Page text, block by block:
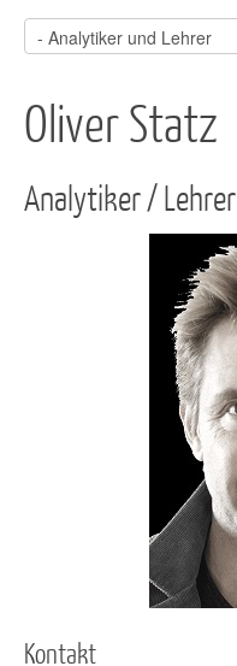
Oliver Statz
Analytiker / Lehrer
Kontakt